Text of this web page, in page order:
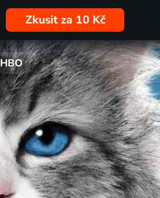
Zkusit za 10 Kč
HBO